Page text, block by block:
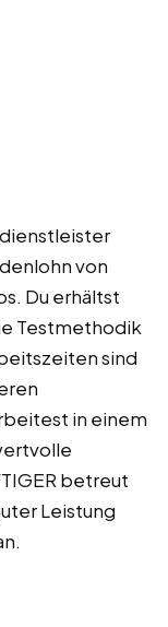
von
Du erhältst
Testmethodik
sind
in einem
betreut
Leistung